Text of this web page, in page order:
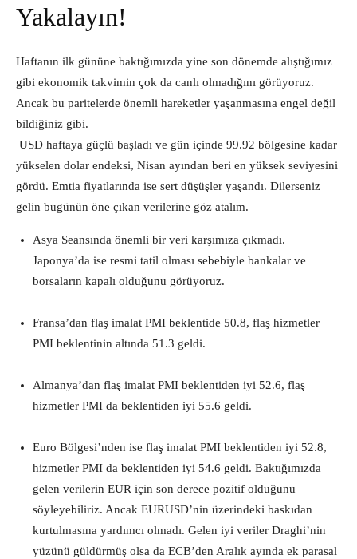
Yakalayın!
Haftanın ilk gününe baktığımızda yine son dönemde alıştığımız
gibi ekonomik takvimin çok da canlı olmadığını görüyoruz.
Ancak bu paritelerde önemli hareketler yaşanmasına engel değil
bildiğiniz gibi.
USD haftaya güçlü başladı ve gün içinde 99.92 bölgesine kadar
yükselen dolar endeksi, Nisan ayından beri en yüksek seviyesini
gördü. Emtia fiyatlarında ise sert düşüşler yaşandı. Dilerseniz
gelin bugünün öne çıkan verilerine göz atalım.
Asya Seansında önemli bir veri karşımıza çıkmadı.
Japonya’da ise resmi tatil olması sebebiyle bankalar ve
borsaların kapalı olduğunu görüyoruz.
Fransa’dan flaş imalat PMI beklentide 50.8, flaş hizmetler
PMI beklentinin altında 51.3 geldi.
Almanya’dan flaş imalat PMI beklentiden iyi 52.6, flaş
hizmetler PMI da beklentiden iyi 55.6 geldi.
Euro Bölgesi’nden ise flaş imalat PMI beklentiden iyi 52.8,
hizmetler PMI da beklentiden iyi 54.6 geldi. Baktığımızda
gelen verilerin EUR için son derece pozitif olduğunu
söyleyebiliriz. Ancak EURUSD’nin üzerindeki baskıdan
kurtulmasına yardımcı olmadı. Gelen iyi veriler Draghi’nin
yüzünü güldürmüş olsa da ECB’den Aralık ayında ek parasal